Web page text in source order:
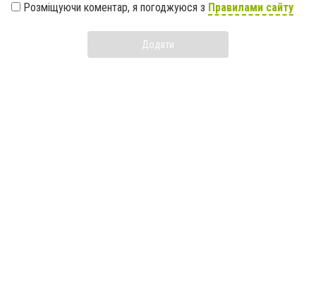
Розміщуючи коментар, я погоджуюся з Правилами сайту
Додати